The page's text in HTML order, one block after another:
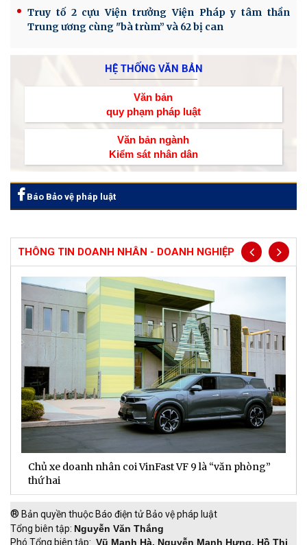
Truy tố 2 cựu Viện trưởng Viện Pháp y tâm thần
Trung ương cùng "bà trùm” và 62 bị can
HỆ THỐNG VĂN BẢN
Văn bản
quy phạm pháp luật
Văn bản ngành
Kiểm sát nhân dân
Báo Bảo vệ pháp luật
THÔNG TIN DOANH NHÂN - DOANH NGHIỆP
Chủ xe doanh nhân coi VinFast VF 9 là “văn phòng”
thứ hai
® Bản quyền thuộc Báo điện tử Bảo vệ pháp luật
Tổng biên tập: Nguyễn Văn Thắng
Phó Tổng biên tập: Vũ Mạnh Hà, Nguyễn Mạnh Hưng, Hồ Thị